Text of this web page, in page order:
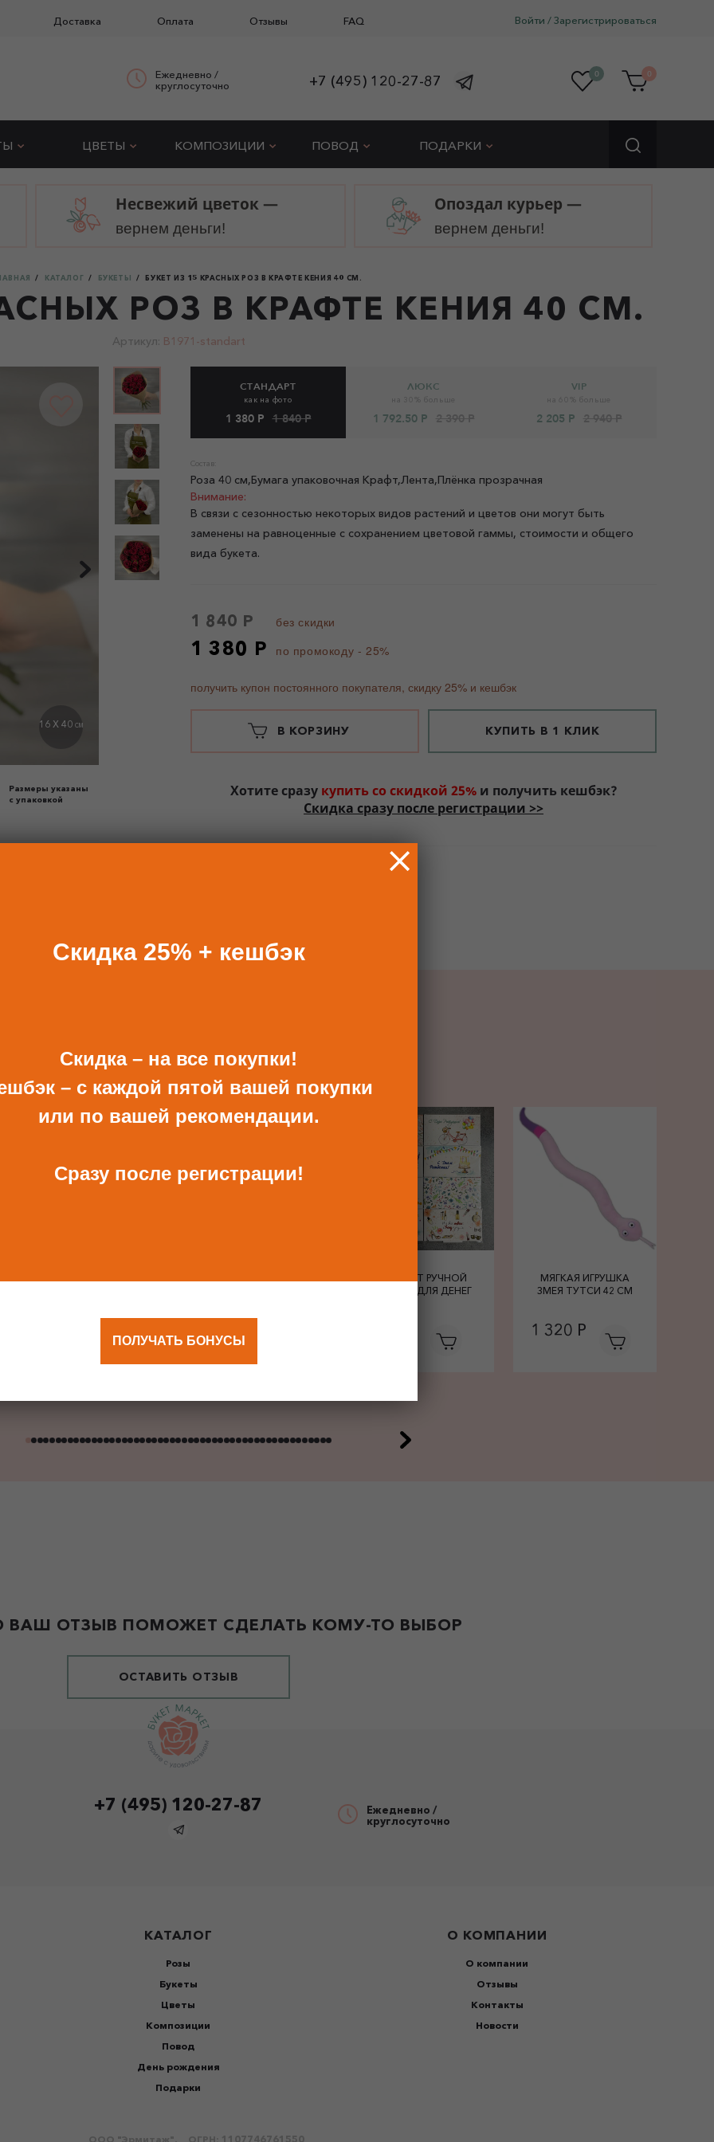
Доставка Оплата Отзывы FAQ Войти /Зарегистрироваться
Ежедневно /
круглосуточно
+7 (495) 120-27-87 0 0
ЦВЕТЫ КОМПОЗИЦИИ ПОВОД ПОДАРКИ
Несвежий цветок —
вернем деньги!
Опоздал курьер —
вернем деньги!
КАТАЛОГ БУКЕТЫ БУКЕТ ИЗ 15 КРАСНЫХ РОЗ В КРАФТЕ КЕНИЯ 40 СМ.
РОЗ В КРАФТЕ КЕНИЯ 40 СМ.
Артикул: B1971-standart
16 X 40 СМ
Размеры указаны
с упаковкой
СТАНДАРТ
как на фото
1 380 Р 1 840 Р
ЛЮКС
1 792.50 Р 2 390 Р
VIP
2 205 Р 2 940 Р
Состав:
Роза 40 см,Бумага упаковочная Крафт,Лента,Плёнка прозрачная
Внимание:
В связи с сезонностью некоторых видов растений и цветов они могут быть
заменены на равноценные с сохранением цветовой гаммы, стоимости и общего
вида букета.
1 840 Р без скидки
1 380 Р по промокоду - 25%
получить купон постоянного покупателя, скидку 25% и кешбэк
В КОРЗИНУ КУПИТЬ В 1 КЛИК
Хотите сразу купить со скидкой 25%и получить кешбэк?
Скидка сразу после регистрации >>
ВСЕ ПОДАРКИ
КОНВЕРТ РУЧНОЙ
РАБОТЫ ДЛЯ ДЕНЕГ
МЯГКАЯ ИГРУШКА
ЗМЕЯ ТУТСИ 42 СМ
1 320 Р
ОТЗЫВ ПОМОЖЕТ СДЕЛАТЬ КОМУ-ТО ВЫБОР
ОСТАВИТЬ ОТЗЫВ
+7 (495) 120-27-87
Ежедневно /
круглосуточно
КАТАЛОГ
Розы
Букеты
Цветы
Композиции
Повод
День рождения
Подарки
О КОМПАНИИ
О компании
Отзывы
Контакты
Новости
ООО "Эрмитаж". ОГРН: 1107746761550
Скидка 25% + кешбэк
Скидка – на все покупки!
– с каждой пятой вашей покупки
или по вашей рекомендации.
Сразу после регистрации!
ПОЛУЧАТЬ БОНУСЫ